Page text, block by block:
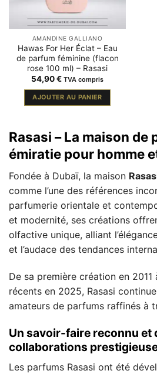
AMANDINE GALLIANO
Hawas For Her Éclat – Eau
de parfum féminine (flacon
rose 100 ml) – Rasasi
54,90€ TVA compris
AJOUTER AU PANIER
Rasasi – La maison de
émiratie pour homme
Fondée à Dubaï, la maison
comme l’une des références
parfumerie orientale et
et modernité, ses créations
olfactive unique, alliant
et l’audace des tendances
De sa première création en 2011
récents en 2025, Rasasi
amateurs de parfums raffinés à
Un savoir-faire reconnu et
collaborations
Les parfums Rasasi ont été